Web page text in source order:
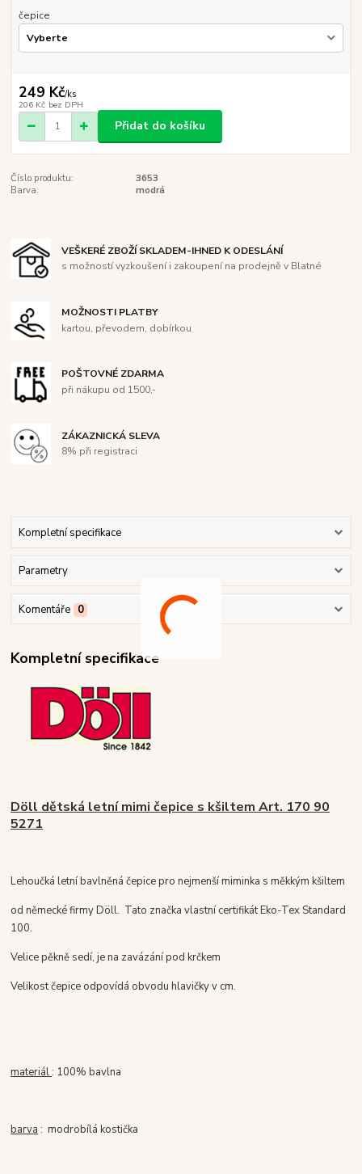
čepice
249 Kč/ks
206 Kč bez DPH
Přidat do košíku
Číslo produktu:
3653
Barva:
modrá
VEŠKERÉ ZBOŽÍ SKLADEM-IHNED K ODESLÁNÍ
s možností vyzkoušení i zakoupení na prodejně v Blatné
MOŽNOSTI PLATBY
kartou, převodem, dobírkou
POŠTOVNÉ ZDARMA
při nákupu od 1500,-
ZÁKAZNICKÁ SLEVA
8% při registraci
Kompletní specifikace
Parametry
Komentáře 0
Kompletní specifikace
Döll dětská letní mimi čepice s kšiltem Art. 170 90
5271
Lehoučká letní bavlněná čepice pro nejmenší miminka s měkkým kšiltem
od německé firmy Döll. Tato značka vlastní certifikát Eko-Tex Standard
100.
Velice pěkně sedí, je na zavázání pod krčkem
Velikost čepice odpovídá obvodu hlavičky v cm.
materiál: 100% bavlna
barva : modrobílá kostička